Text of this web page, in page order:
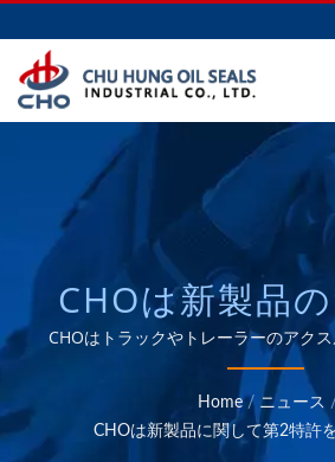
CHOは新製品
番目の特許を
た/ 自動車およ
バリアホイール
CHOはトラックやトレーラーのアク
であり、30年間のODMおよびOEMの
す。
Home / ニュース /
CHOは新製品に関して第2特許